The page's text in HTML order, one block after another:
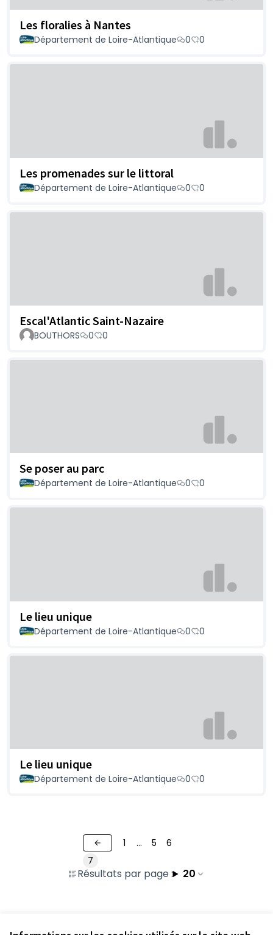
Les floralies à Nantes
Département de Loire-Atlantique 0 0
Les promenades sur le littoral
Département de Loire-Atlantique 0 0
Escal'Atlantic Saint-Nazaire
BOUTHORS 0 0
Se poser au parc
Département de Loire-Atlantique 0 0
Le lieu unique
Département de Loire-Atlantique 0 0
Le lieu unique
Département de Loire-Atlantique 0 0
Résultats par page : 20
1 … 5
6
7